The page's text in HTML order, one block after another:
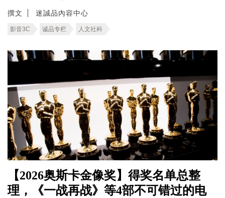
撰文 迷誠品內容中心
影音3C 诚品专栏 人文社科
【2026奥斯卡金像奖】得奖名单总整
理，《一战再战》等4部不可错过的电